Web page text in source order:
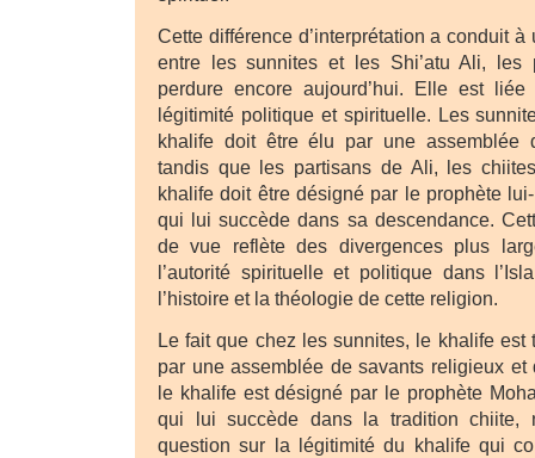
Cette différence d’interprétation a conduit
entre les sunnites et les Shi’atu Ali, les
perdure encore aujourd’hui. Elle est
légitimité politique et spirituelle. Les
khalife doit être élu par une assemblée
tandis que les partisans de Ali, les
khalife doit être désigné par le prophète
qui lui succède dans sa descendance.
de vue reflète des divergences plus
l’autorité spirituelle et politique dans
l’histoire et la théologie de cette religion.
Le fait que chez les sunnites, le khalife est
par une assemblée de savants religieux
le khalife est désigné par le prophète
qui lui succède dans la tradition
question sur la légitimité du khalife qui